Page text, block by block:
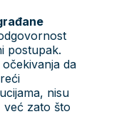
postupak.
da
nisu
već zato što